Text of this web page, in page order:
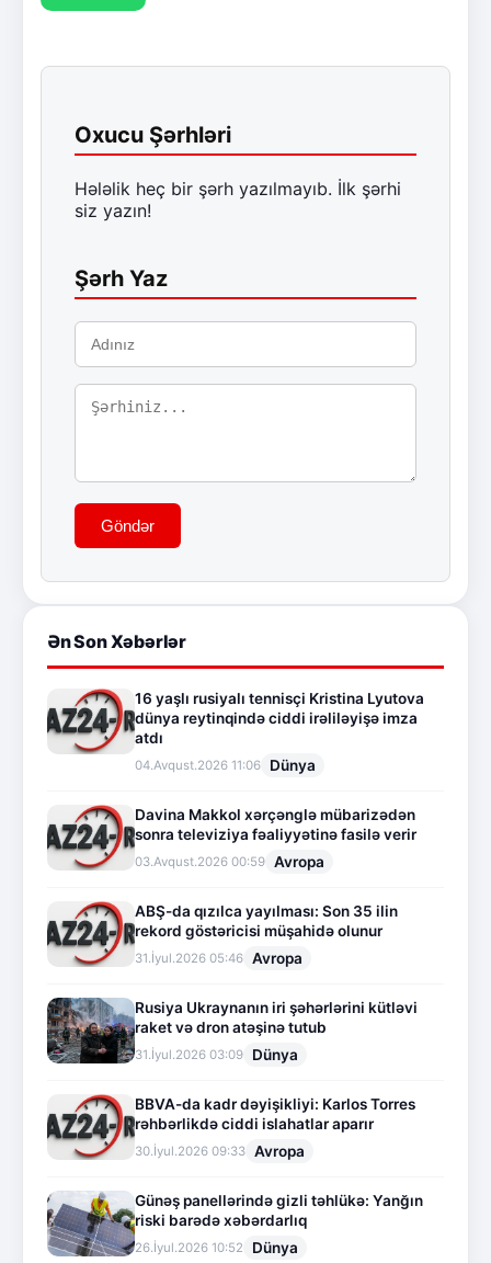
Oxucu Şərhləri
Hələlik heç bir şərh yazılmayıb. İlk şərhi
siz yazın!
Şərh Yaz
Göndər
Ən Son Xəbərlər
16 yaşlı rusiyalı tennisçi Kristina Lyutova
dünya reytinqində ciddi irəliləyişə imza
atdı
04.Avqust.2026 11:06 Dünya
Davina Makkol xərçənglə mübarizədən
sonra televiziya fəaliyyətinə fasilə verir
03.Avqust.2026 00:59 Avropa
ABŞ-da qızılca yayılması: Son 35 ilin
rekord göstəricisi müşahidə olunur
31.İyul.2026 05:46 Avropa
Rusiya Ukraynanın iri şəhərlərini kütləvi
raket və dron atəşinə tutub
31.İyul.2026 03:09 Dünya
BBVA-da kadr dəyişikliyi: Karlos Torres
rəhbərlikdə ciddi islahatlar aparır
30.İyul.2026 09:33 Avropa
Günəş panellərində gizli təhlükə: Yanğın
riski barədə xəbərdarlıq
26.İyul.2026 10:52 Dünya